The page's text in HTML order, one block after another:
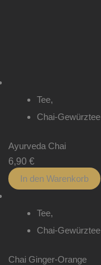
Tee,
Chai-Gewürztee
Ayurveda Chai
6,90 €
In den Warenkorb
Tee,
Chai-Gewürztee
Chai Ginger-Orange